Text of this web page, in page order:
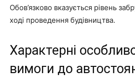
Обов’язково вказується рівень
ході проведення будівництва.
Характерні
вимоги до